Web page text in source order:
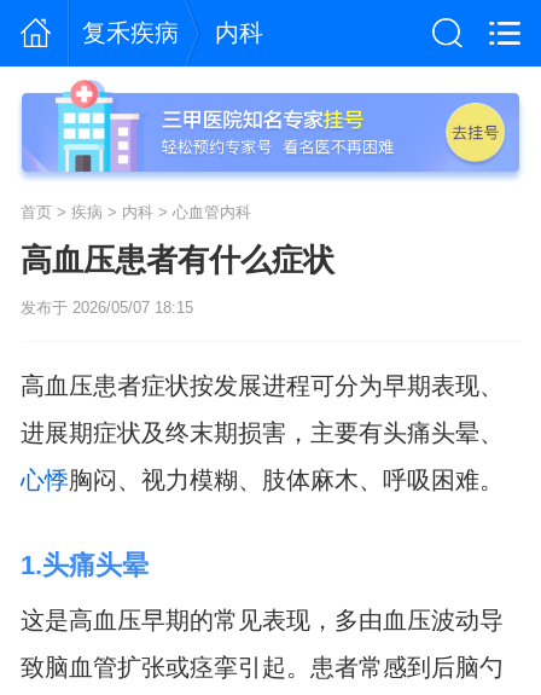
复禾疾病 内科
首页> 疾病 > 内科> 心血管内科
高血压患者有什么症状
发布于 2026/05/07 18:15
高血压患者症状按发展进程可分为早期表现、
进展期症状及终末期损害，主要有头痛头晕、
心悸胸闷、视力模糊、肢体麻木、呼吸困难。
1.头痛头晕
这是高血压早期的常见表现，多由血压波动导
致脑血管扩张或痉挛引起。患者常感到后脑勺